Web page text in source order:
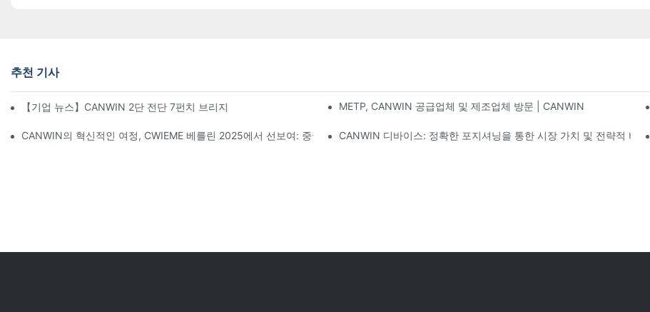
추천 기사
【기업 뉴스】CANWIN 2단 전단 7펀치 브리지 자동 적층 수평 절단 라인, 성공적으로 출하 완료1METP, CANWIN 공급업체 및 제조업체 방문 | CANWIN
CANWIN의 혁신적인 여정, CWIEME 베를린 2025에서 선보여: 중국의 에너지가 주도하는 전기 미래의 모습
CANWIN 디바이스: 정확한 포지셔닝을 통한 시장 가치 및 전략적 비전